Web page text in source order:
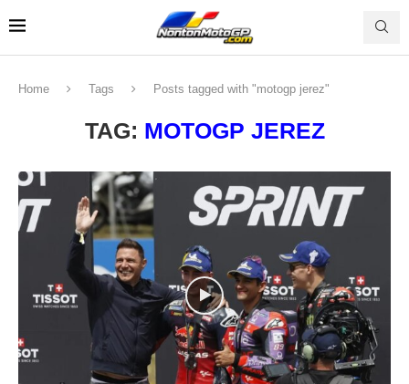
Home Tags Posts tagged with "motogp jerez"
TAG: MOTOGP JEREZ